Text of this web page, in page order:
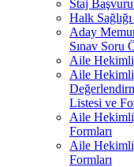
Staj
Halk
Aday
Sınav Soru
Aile
Aile
Listesi ve
Aile
Formları
Aile
Formları